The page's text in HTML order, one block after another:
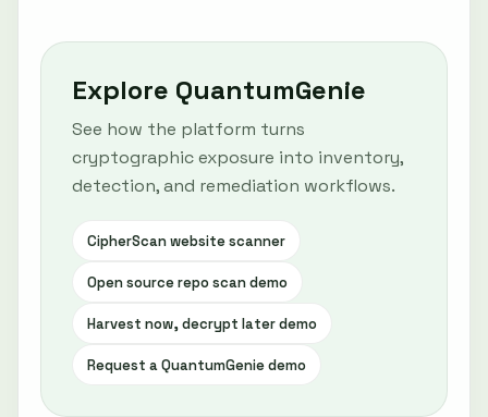
Explore QuantumGenie
See how the platform turns
cryptographic exposure into inventory,
detection, and remediation workflows.
CipherScan website scanner
Open source repo scan demo
Harvest now, decrypt later demo
Request a QuantumGenie demo